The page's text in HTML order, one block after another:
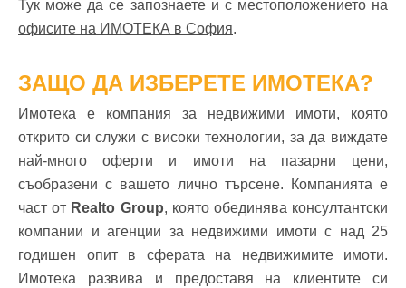
Тук може да се запознаете и с местоположението на
офисите на ИМОТЕКА в София.
ЗАЩО ДА ИЗБЕРЕТЕ ИМОТЕКА?
Имотека е компания за недвижими имоти, която
открито си служи с високи технологии, за да виждате
най-много оферти и имоти на пазарни цени,
съобразени с вашето лично търсене. Компанията е
част от Realto Group, която обединява консултантски
компании и агенции за недвижими имоти с над 25
годишен опит в сферата на недвижимите имоти.
Имотека развива и предоставя на клиентите си